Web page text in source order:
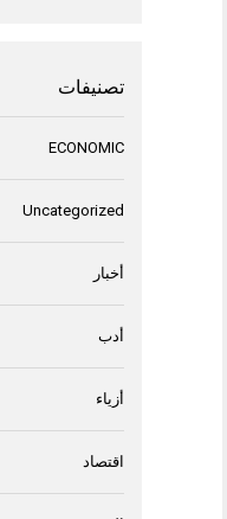
تصنيفات
ECONOMIC
Uncategorized
أخبار
أدب
أزياء
اقتصاد